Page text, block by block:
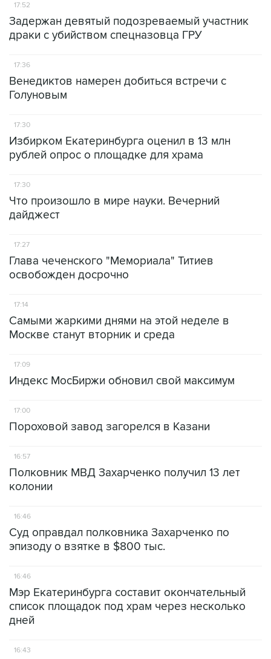
17:52
Задержан девятый подозреваемый участник
драки с убийством спецназовца ГРУ
17:36
Венедиктов намерен добиться встречи с
Голуновым
17:30
Избирком Екатеринбурга оценил в 13 млн
рублей опрос о площадке для храма
17:30
Что произошло в мире науки. Вечерний
дайджест
17:27
Глава чеченского "Мемориала" Титиев
освобожден досрочно
17:14
Самыми жаркими днями на этой неделе в
Москве станут вторник и среда
17:09
Индекс МосБиржи обновил свой максимум
17:00
Пороховой завод загорелся в Казани
16:57
Полковник МВД Захарченко получил 13 лет
колонии
16:46
Суд оправдал полковника Захарченко по
эпизоду о взятке в $800 тыс.
16:46
Мэр Екатеринбурга составит окончательный
список площадок под храм через несколько
дней
16:43